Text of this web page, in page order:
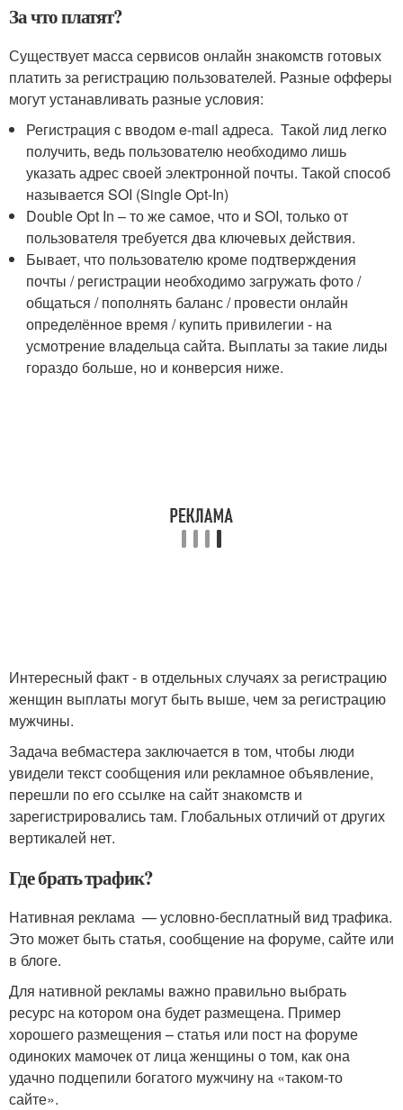
За что платят?
Существует масса сервисов онлайн знакомств готовых
платить за регистрацию пользователей. Разные офферы
могут устанавливать разные условия:
Регистрация с вводом e-mail адреса. Такой лид легко
получить, ведь пользователю необходимо лишь
указать адрес своей электронной почты. Такой способ
называется SOI (Single Opt-In)
Double Opt In – то же самое, что и SOI, только от
пользователя требуется два ключевых действия.
Бывает, что пользователю кроме подтверждения
почты / регистрации необходимо загружать фото /
общаться / пополнять баланс / провести онлайн
определённое время / купить привилегии - на
усмотрение владельца сайта. Выплаты за такие лиды
гораздо больше, но и конверсия ниже.
Интересный факт - в отдельных случаях за регистрацию
женщин выплаты могут быть выше, чем за регистрацию
мужчины.
Задача вебмастера заключается в том, чтобы люди
увидели текст сообщения или рекламное объявление,
перешли по его ссылке на сайт знакомств и
зарегистрировались там. Глобальных отличий от других
вертикалей нет.
Где брать трафик?
Нативная реклама — условно-бесплатный вид трафика.
Это может быть статья, сообщение на форуме, сайте или
в блоге.
Для нативной рекламы важно правильно выбрать
ресурс на котором она будет размещена. Пример
хорошего размещения – статья или пост на форуме
одиноких мамочек от лица женщины о том, как она
удачно подцепили богатого мужчину на «таком-то
сайте».